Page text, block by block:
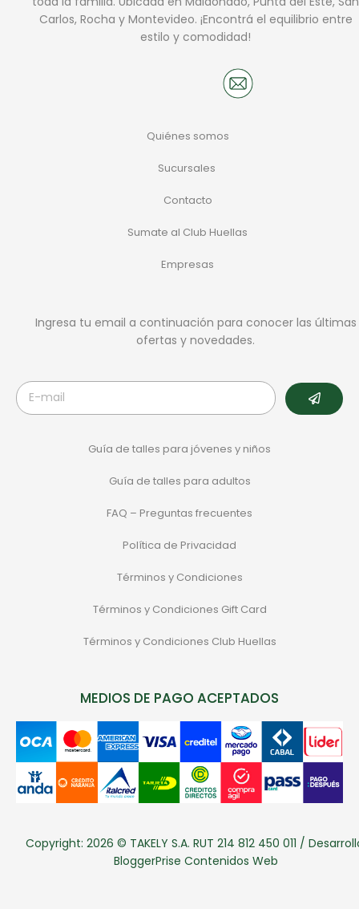
Carlos, Rocha y Montevideo. ¡Encontrá el equilibrio entre
estilo y comodidad!
Quiénes somos
Sucursales
Contacto
Sumate al Club Huellas
Empresas
Ingresa tu email a continuación para conocer las últimas
ofertas y novedades.
Guía de talles para jóvenes y niños
Guía de talles para adultos
FAQ – Preguntas frecuentes
Política de Privacidad
Términos y Condiciones
Términos y Condiciones Gift Card
Términos y Condiciones Club Huellas
MEDIOS DE PAGO ACEPTADOS
Copyright: 2026 © TAKELY S.A. RUT 214 812 450 011 /
BloggerPrise Contenidos Web